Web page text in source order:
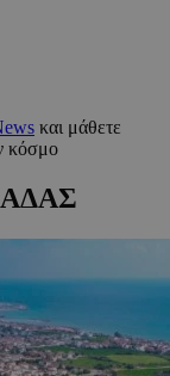
και μάθετε
κόσμο